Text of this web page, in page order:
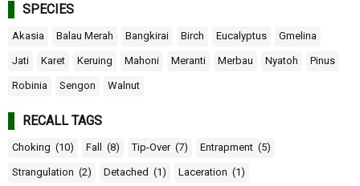
SPECIES
Akasia Balau Merah Bangkirai Birch Eucalyptus Gmelina
Jati Karet Keruing Mahoni Meranti Merbau Nyatoh Pinus
Robinia Sengon Walnut
RECALL TAGS
Choking (10) Fall (8) Tip-Over (7) Entrapment (5)
Strangulation (2) Detached (1) Laceration (1)